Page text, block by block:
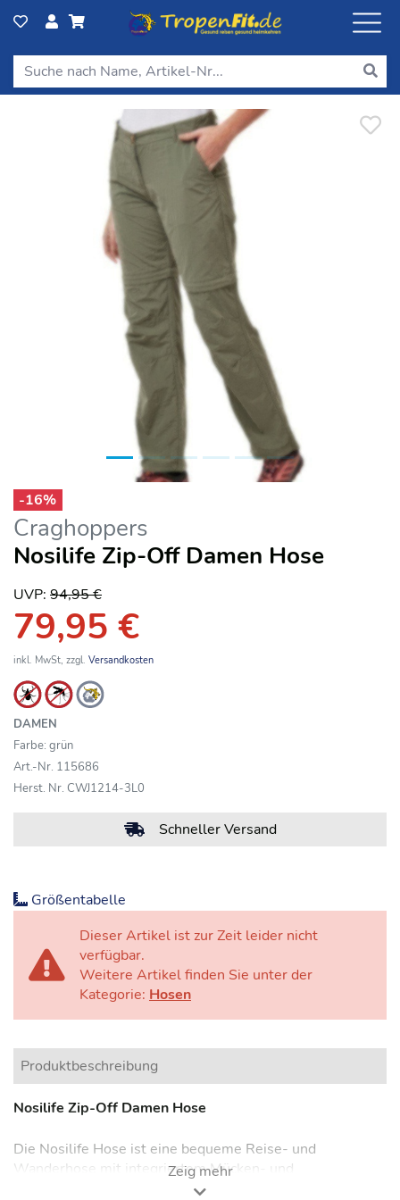
-16%
Craghoppers
Nosilife Zip-Off Damen Hose
UVP: 94,95 €
79,95 €
inkl. MwSt, zzgl. Versandkosten
DAMEN
Farbe: grün
Art.-Nr. 115686
Herst. Nr. CWJ1214-3L0
Schneller Versand
Größentabelle
Dieser Artikel ist zur Zeit leider nicht
verfügbar.
Weitere Artikel finden Sie unter der
Kategorie: Hosen
Produktbeschreibung
Nosilife Zip-Off Damen Hose
Die Nosilife Hose ist eine bequeme Reise- und
Wanderhose mit integriertem Mücken- und
Sonnenschutz. Die zecken- und insektenabweisende
Zeig mehr